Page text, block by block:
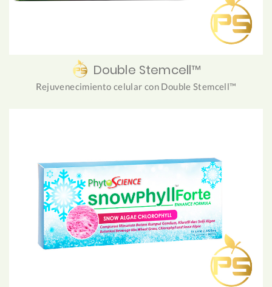
Double Stemcell™
Rejuvenecimiento celular con Double Stemcell™